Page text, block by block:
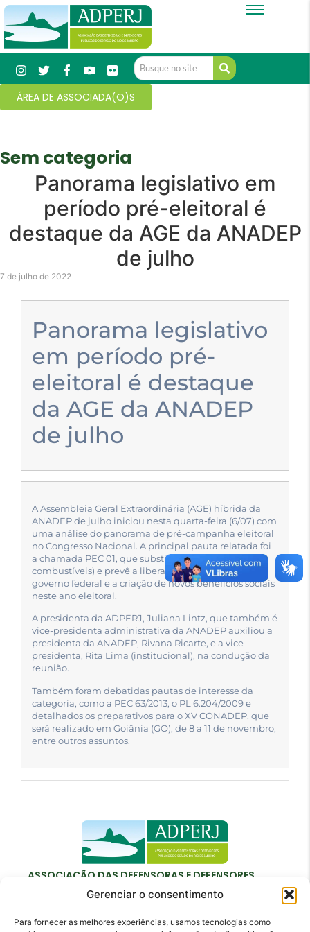
Gerenciar o consentimento
Para fornecer as melhores experiências, usamos tecnologias como
ÁREA DE ASSOCIADA(O)S
Sem categoria
Panorama legislativo em
período pré-eleitoral é
destaque da AGE da ANADEP
de julho
7 de julho de 2022
Panorama legislativo
em período pré-
eleitoral é destaque
da AGE da ANADEP
de julho
A Assembleia Geral Extraordinária (AGE) híbrida da
ANADEP de julho iniciou nesta quarta-feira (6/07) com
uma análise do panorama de pré-campanha eleitoral
no Congresso Nacional. A principal pauta relatada foi
a chamada PEC 01, que substitui a PEC 16 (PEC dos
combustíveis) e prevê a liberação de gastos do
governo federal e a criação de novos benefícios sociais
neste ano eleitoral.
A presidenta da ADPERJ, Juliana Lintz, que também é
vice-presidenta administrativa da ANADEP auxiliou a
presidenta da ANADEP, Rivana Ricarte, e a vice-
presidenta, Rita Lima (institucional), na condução da
reunião.
Também foram debatidas pautas de interesse da
categoria, como a PEC 63/2013, o PL 6.204/2009 e
detalhados os preparativos para o XV CONADEP, que
será realizado em Goiânia (GO), de 8 a 11 de novembro,
entre outros assuntos.
ASSOCIAÇÃO DAS DEFENSORAS E DEFENSORES
PÚBLICOS DO ESTADO DO RIO DE JANEIRO